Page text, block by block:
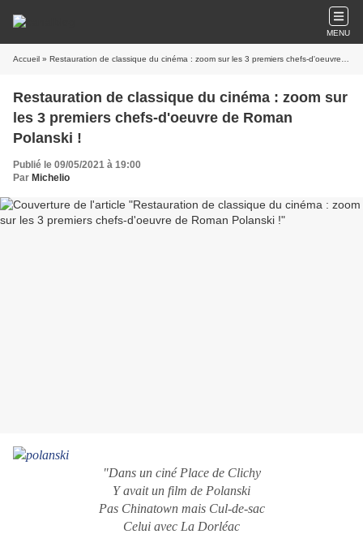
MENU
Accueil » Restauration de classique du cinéma : zoom sur les 3 premiers chefs-d'oeuvre de Roman Polanski !
Restauration de classique du cinéma : zoom sur
les 3 premiers chefs-d'oeuvre de Roman
Polanski !
Publié le 09/05/2021 à 19:00
Par Michelio
"Dans un ciné Place de Clichy
Y avait un film de Polanski
Pas Chinatown mais Cul-de-sac
Celui avec La Dorléac